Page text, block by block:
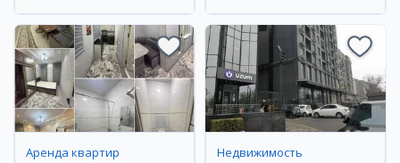
Аренда квартир Недвижимость